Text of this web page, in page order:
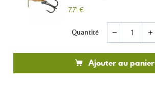
7,71 €
Quantité remove add
Ajouter au panier